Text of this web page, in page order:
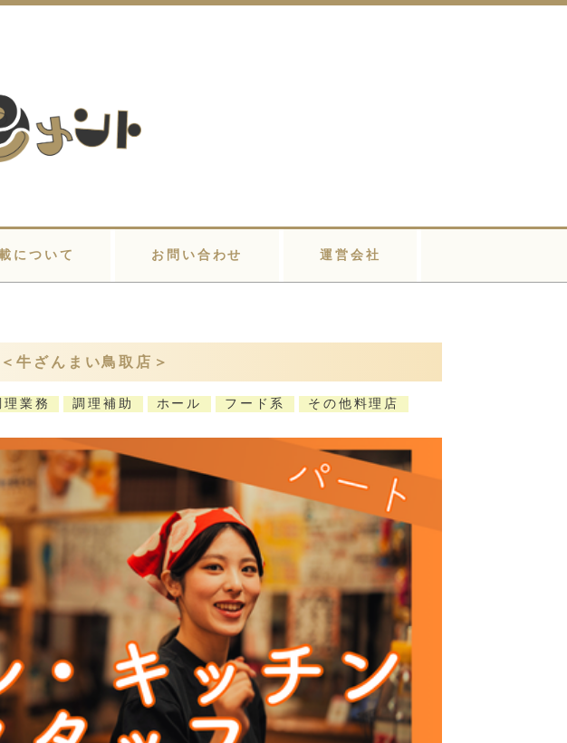
について お問い合わせ 運営会社
牛ざんまい鳥取店＞
理業務 調理補助 ホール フード系
その他料理店